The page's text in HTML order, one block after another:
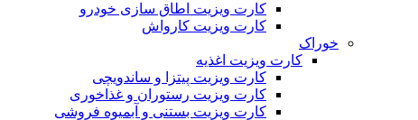
کارت ویزیت اطاق سازی خودرو
کارت ویزیت کارواش
خوراک
کارت ویزیت اغذیه
کارت ویزیت پیتزا و ساندویچی
کارت ویزیت رستوران و غذاخوری
کارت ویزیت بستنی و آبمیوه فروشی